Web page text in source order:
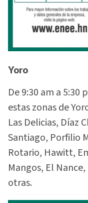
Yoro
De 9:30 am a
estas zonas de
Las Delicias, Díaz
Santiago, Porfilio
Rotario, Hawitt,
Mangos, El
otras.